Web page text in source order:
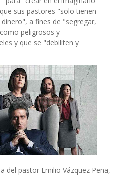
sus pastores "solo tienen
a fines de "segregar,
peligrosos y
y que se "debiliten y
del pastor Emilio Vázquez Pena,